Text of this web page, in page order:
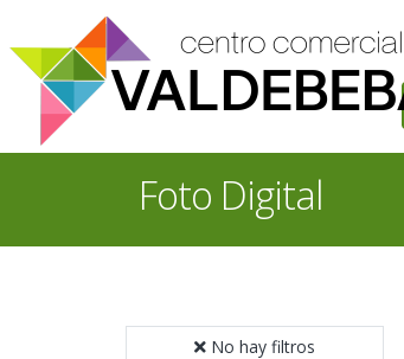
Foto Digital
No hay filtros